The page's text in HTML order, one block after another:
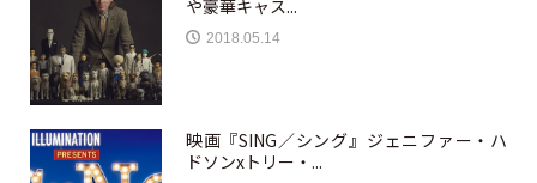
や豪華キャス...
2018.05.14
映画『SING／シング』ジェニファー・ハ
ドソンxトリー・...